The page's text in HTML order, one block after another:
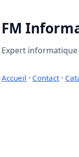
FM
Expert informatique
Accueil · Contact·